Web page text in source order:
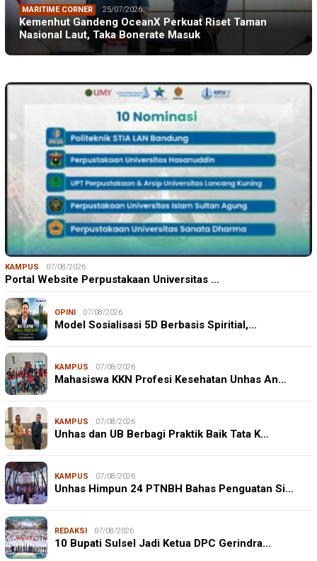
MARITIME CORNER 25/07/2026
Kemenhut Gandeng OceanX Perkuat Riset Taman
Nasional Laut, Taka Bonerate Masuk
KAMPUS 07/08/2026
Portal Website Perpustakaan Universitas …
OPINI 07/08/2026
Model Sosialisasi 5D Berbasis Spiritial,…
KAMPUS 07/08/2026
Mahasiswa KKN Profesi Kesehatan Unhas An…
KAMPUS 07/08/2026
Unhas dan UB Berbagi Praktik Baik Tata K…
KAMPUS 07/08/2026
Unhas Himpun 24 PTNBH Bahas Penguatan Si…
REDAKSI 07/08/2026
10 Bupati Sulsel Jadi Ketua DPC Gerindra…